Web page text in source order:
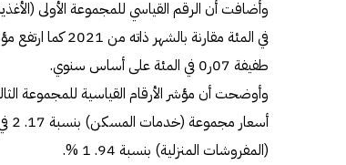
في المئة مقارنة
طفيفة 07ر0 في المئة على أساس سنوي.
(المفروشات المنزلية) بنسبة 94. 1 %.